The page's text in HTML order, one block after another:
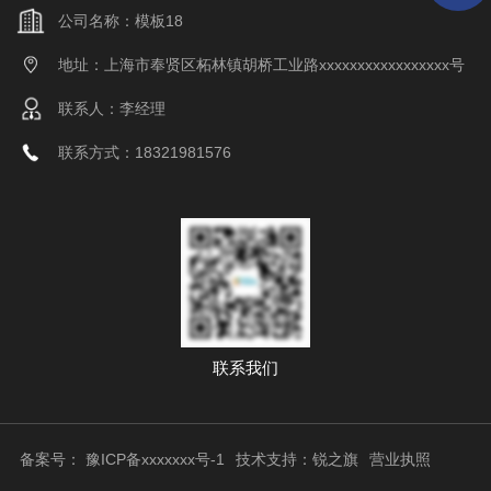
公司名称：模板18
地址：上海市奉贤区柘林镇胡桥工业路xxxxxxxxxxxxxxxxx号
联系人：李经理
联系方式：18321981576
联系我们
备案号： 豫ICP备xxxxxxx号-1 技术支持：锐之旗 营业执照